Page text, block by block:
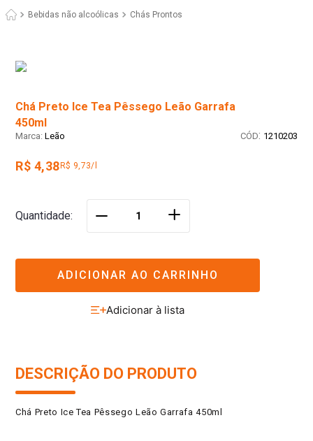
Bebidas não alcoólicas Chás Prontos
Chá Preto Ice Tea Pêssego Leão Garrafa
450ml
Leão : 1210203
R$ 4,38 R$ 9,73/l
Quantidade ＋
ADICIONAR AO CARRINHO
DESCRIÇÃO DO PRODUTO
Chá Preto Ice Tea Pêssego Leão Garrafa 450ml